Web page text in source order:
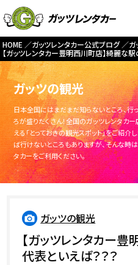
HOME ガッツレンタカー公式ブログ
ガ
【ガッツレンタカー豊明西川町店】綺麗な駅
ガッツの観光
日本全国にはまだまだ知らないところ、行
ろが盛りだくさん！全国のガッツレンタカ
える「とっておきの観光スポット」をご紹介
ば行けないところもありますが、そんな時
タカーをご利用ください。
ガッツの観光
【ガッツレンタカー
代表といえば？？？